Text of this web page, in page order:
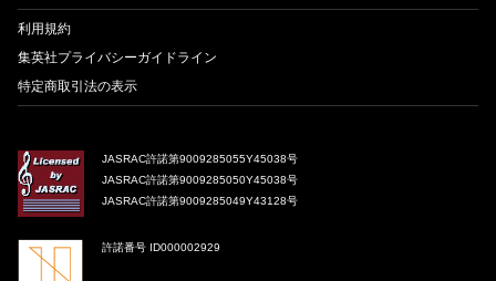
利用規約
集英社プライバシーガイドライン
特定商取引法の表示
JASRAC許諾第9009285055Y45038号
JASRAC許諾第9009285050Y45038号
JASRAC許諾第9009285049Y43128号
許諾番号 ID000002929